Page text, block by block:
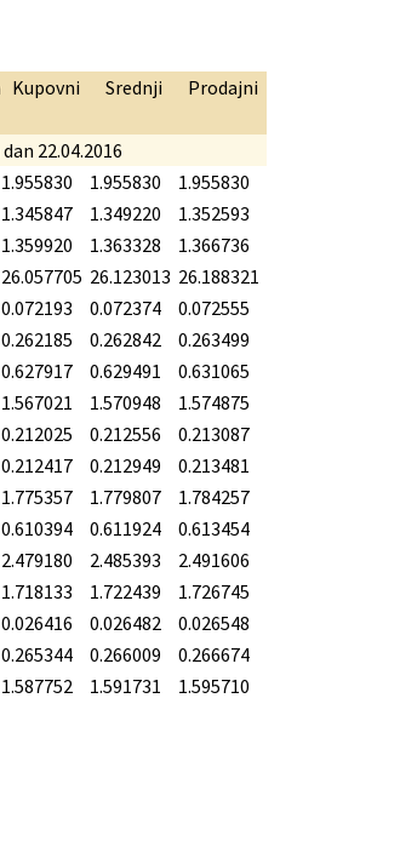
Kupovni Srednji Prodajni
22.04.2016
1.955830 1.955830
1.955830
1.345847 1.349220
1.352593
1.359920 1.363328
1.366736
26.057705 26.123013 26.188321
0.072193 0.072374
0.072555
0.262185 0.262842
0.263499
0.627917 0.629491
0.631065
1.567021 1.570948
1.574875
0.212025 0.212556
0.213087
0.212417 0.212949
0.213481
1.775357 1.779807
1.784257
0.610394 0.611924
0.613454
2.479180 2.485393
2.491606
1.718133 1.722439
1.726745
0.026416 0.026482
0.026548
0.265344 0.266009
0.266674
1.587752 1.591731 1.595710